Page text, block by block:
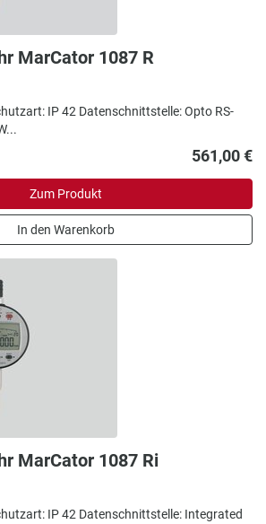
MarCator 1087 R
IP 42 Datenschnittstelle: Opto RS-
561,00 €
Zum Produkt
In den Warenkorb
MarCator 1087 Ri
IP 42 Datenschnittstelle: Integrated